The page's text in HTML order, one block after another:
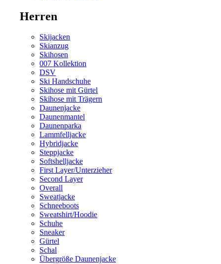
Herren
Skijacken
Skianzug
Skihosen
007 Kollektion
DSV
Ski Handschuhe
Skihose mit Gürtel
Skihose mit Trägern
Daunenjacke
Daunenmantel
Daunenparka
Lammfelljacke
Hybridjacke
Steppjacke
Softshelljacke
First Layer/Unterzieher
Second Layer
Overall
Sweatjacke
Schneeboots
Sweatshirt/Hoodie
Schuhe
Sneaker
Gürtel
Schal
Übergröße Daunenjacke